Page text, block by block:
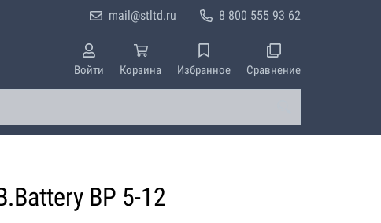
8 800 555 93 62
mail@stltd.ru
Войти Корзина Избранное Сравнение
BP 5-12